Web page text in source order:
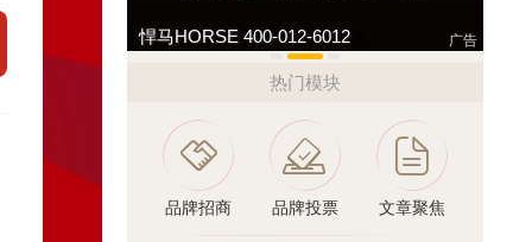
松乐SOLOR 400-111-7899 广告
热门模块
品牌招商 品牌投票 文章聚焦